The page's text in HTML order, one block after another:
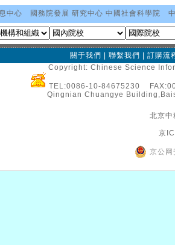
中心 國務院發展 研究中心 中國社會科學院
關于我們 聯繫我們
訂購流
Copyright: Chinese Science
TEL:0086-10-84675230
Qingnian Chuangye
北京中
京
京公